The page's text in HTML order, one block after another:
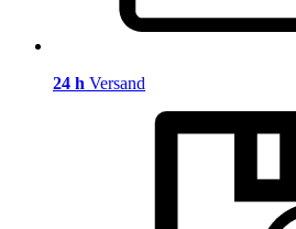
24 h Versand